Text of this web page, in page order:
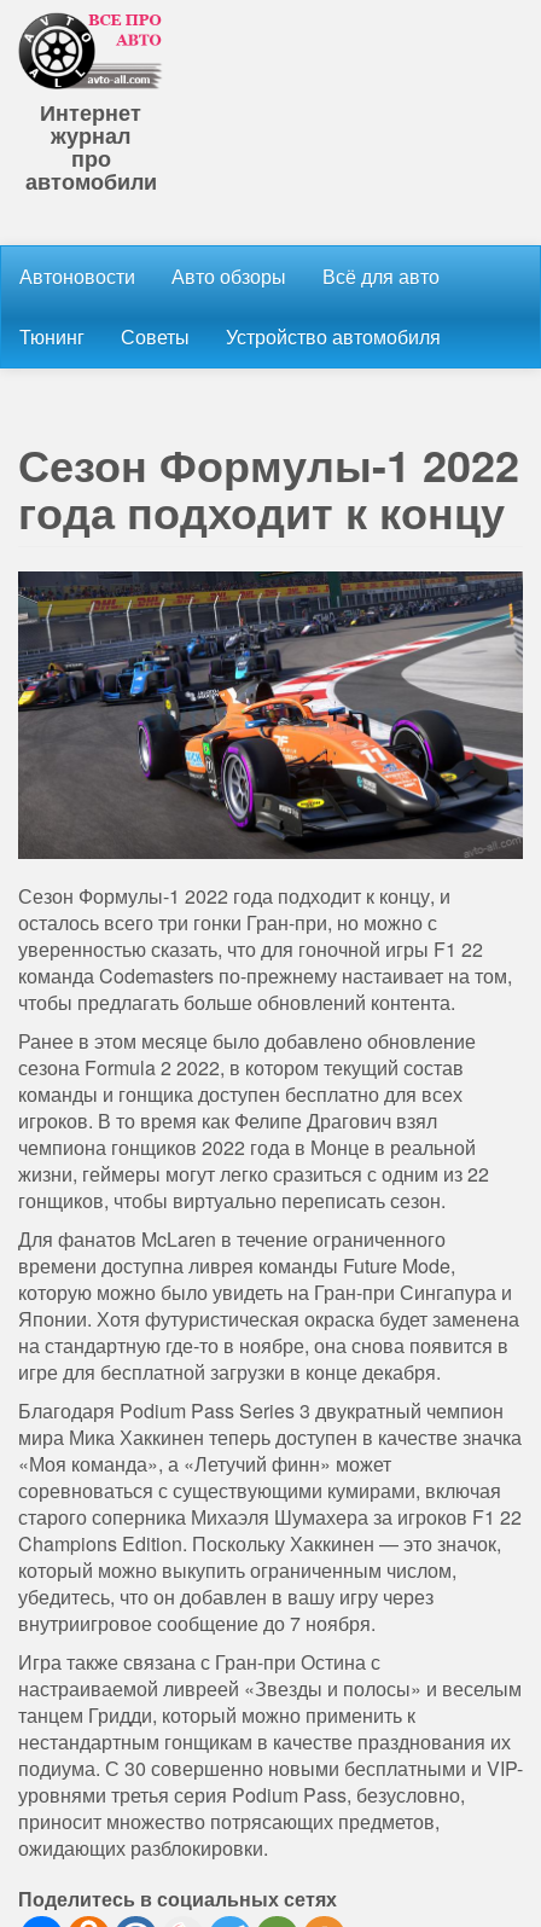
Интернет
журнал
про
автомобили
Автоновости Авто обзоры Всё для авто
Тюнинг Советы Устройство автомобиля
Сезон Формулы-1 2022
года подходит к концу
Сезон Формулы-1 2022 года подходит к концу, и
осталось всего три гонки Гран-при, но можно с
уверенностью сказать, что для гоночной игры F1 22
команда Codemasters по-прежнему настаивает на том,
чтобы предлагать больше обновлений контента.
Ранее в этом месяце было добавлено обновление
сезона Formula 2 2022, в котором текущий состав
команды и гонщика доступен бесплатно для всех
игроков. В то время как Фелипе Драгович взял
чемпиона гонщиков 2022 года в Монце в реальной
жизни, геймеры могут легко сразиться с одним из 22
гонщиков, чтобы виртуально переписать сезон.
Для фанатов McLaren в течение ограниченного
времени доступна ливрея команды Future Mode,
которую можно было увидеть на Гран-при Сингапура и
Японии. Хотя футуристическая окраска будет заменена
на стандартную где-то в ноябре, она снова появится в
игре для бесплатной загрузки в конце декабря.
Благодаря Podium Pass Series 3 двукратный чемпион
мира Мика Хаккинен теперь доступен в качестве значка
«Моя команда», а «Летучий финн» может
соревноваться с существующими кумирами, включая
старого соперника Михаэля Шумахера за игроков F1 22
Champions Edition. Поскольку Хаккинен — это значок,
который можно выкупить ограниченным числом,
убедитесь, что он добавлен в вашу игру через
внутриигровое сообщение до 7 ноября.
Игра также связана с Гран-при Остина с
настраиваемой ливреей «Звезды и полосы» и веселым
танцем Гридди, который можно применить к
нестандартным гонщикам в качестве празднования их
подиума. С 30 совершенно новыми бесплатными и VIP-
уровнями третья серия Podium Pass, безусловно,
приносит множество потрясающих предметов,
ожидающих разблокировки.
Поделитесь в социальных сетях